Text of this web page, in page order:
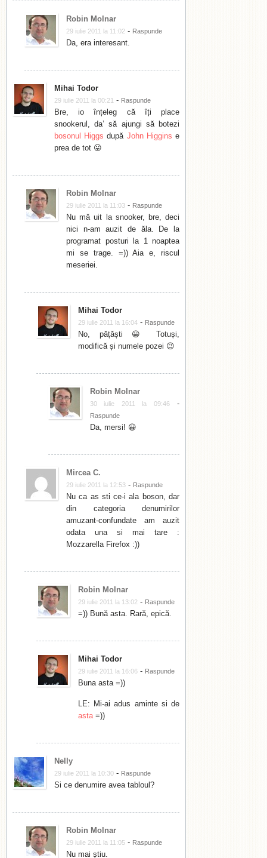
Robin Molnar
29 iulie 2011 la 11:02 - Raspunde
Da, era interesant.
Mihai Todor
29 iulie 2011 la 00:21 - Raspunde
Bre, io înțeleg că îți place
snookerul, da’ să ajungi să botezi
bosonul Higgs după John Higgins e
prea de tot 😛
Robin Molnar
29 iulie 2011 la 11:03 - Raspunde
Nu mă uit la snooker, bre, deci
nici n-am auzit de ăla. De la
programat posturi la 1 noaptea
mi se trage. =)) Aia e, riscul
meseriei.
Mihai Todor
29 iulie 2011 la 16:04 - Raspunde
No, pățăști 😀 Totuși,
modifică și numele pozei 😉
Robin Molnar
30 iulie 2011 la 09:46-
Raspunde
Da, mersi! 😀
Mircea C.
29 iulie 2011 la 12:53 - Raspunde
Nu ca as sti ce-i ala boson, dar
din categoria denumirilor
amuzant-confundate am auzit
odata una si mai tare :
Mozzarella Firefox :))
Robin Molnar
29 iulie 2011 la 13:02 - Raspunde
=)) Bună asta. Rară, epică.
Mihai Todor
29 iulie 2011 la 16:06 - Raspunde
Buna asta =))
LE: Mi-ai adus aminte si de
asta=))
Nelly
29 iulie 2011 la 10:30 - Raspunde
Si ce denumire avea tabloul?
Robin Molnar
29 iulie 2011 la 11:05 - Raspunde
Nu mai știu.